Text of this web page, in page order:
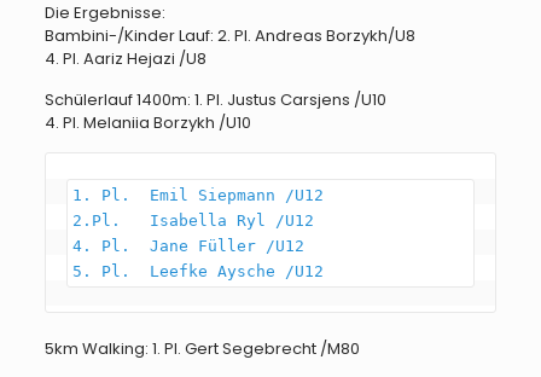
Die Ergebnisse:
Bambini-/Kinder Lauf: 2. Pl. Andreas Borzykh/U8
4. Pl. Aariz Hejazi /U8
Schülerlauf 1400m: 1. Pl. Justus Carsjens /U10
4. Pl. Melaniia Borzykh /U10
1. Pl.  Emil Siepmann /U12
2.Pl.   Isabella Ryl /U12
4. Pl.  Jane Füller /U12
5. Pl.  Leefke Aysche /U12
5km Walking: 1. Pl. Gert Segebrecht /M80